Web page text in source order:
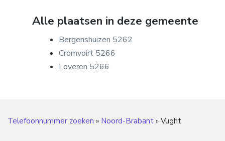
Alle plaatsen in deze gemeente
Bergenshuizen 5262
Cromvoirt 5266
Loveren 5266
Telefoonnummer zoeken » Noord-Brabant » Vught